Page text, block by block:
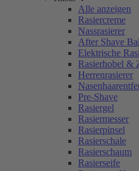
Alle anzeigen
Rasiercreme
Nassrasierer
After Shave
Elektrische
Rasierhobel &
Herrenrasierer
Pre-Shave
Rasiergel
Rasiermesser
Rasierpinsel
Rasierschale
Rasierschaum
Rasierseife